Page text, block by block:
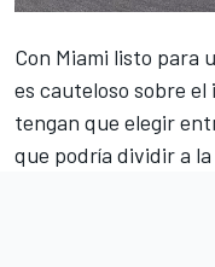
Con Miami listo para
es cauteloso sobre
tengan que elegir
que podría dividir a